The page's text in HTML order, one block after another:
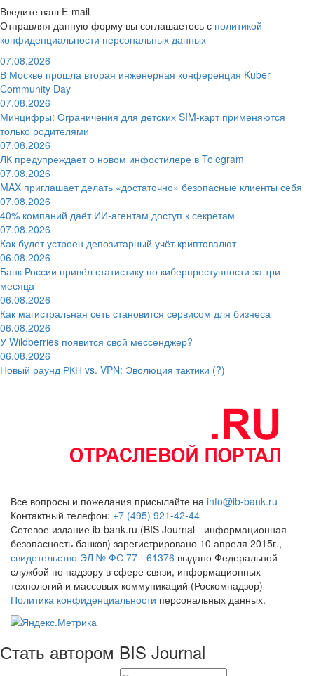
Введите ваш E-mail
Отправляя данную форму вы соглашаетесь с политикой
конфиденциальности персональных данных
07.08.2026
В Москве прошла вторая инженерная конференция Kuber
Community Day
07.08.2026
Минцифры: Ограничения для детских SIM-карт применяются
только родителями
07.08.2026
ЛК предупреждает о новом инфостилере в Telegram
07.08.2026
MAX приглашает делать «достаточно» безопасные клиенты себя
07.08.2026
40% компаний даёт ИИ‑агентам доступ к секретам
07.08.2026
Как будет устроен депозитарный учёт криптовалют
06.08.2026
Банк России привёл статистику по киберпреступности за три
месяца
06.08.2026
Как магистральная сеть становится сервисом для бизнеса
06.08.2026
У Wildberries появится свой мессенджер?
06.08.2026
Новый раунд РКН vs. VPN: Эволюция тактики (?)
Все вопросы и пожелания присылайте на info@ib-bank.ru
Контактный телефон: +7 (495) 921-42-44
Сетевое издание ib-bank.ru (BIS Journal - информационная
безопасность банков) зарегистрировано 10 апреля 2015г.,
свидетельство ЭЛ № ФС 77 - 61376 выдано Федеральной
службой по надзору в сфере связи, информационных
технологий и массовых коммуникаций (Роскомнадзор)
Политика конфиденциальности персональных данных.
Стать автором BIS Journal